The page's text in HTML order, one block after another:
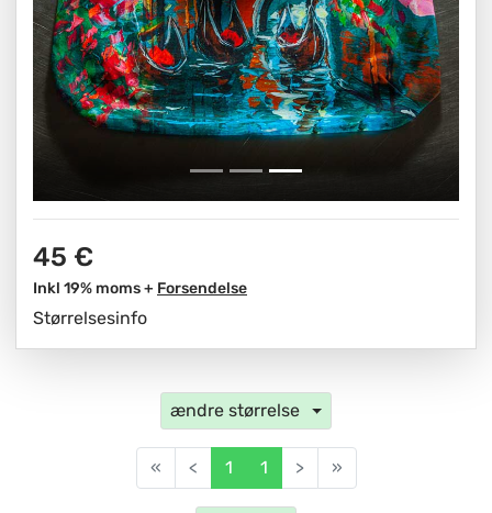
45 €
Inkl 19% moms + Forsendelse
Størrelsesinfo
ændre størrelse
« < 1 1 > »